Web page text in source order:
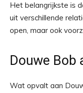
Het belangrijkste is
uit verschillende
open, maar ook
Douwe Bob
Wat opvalt aan